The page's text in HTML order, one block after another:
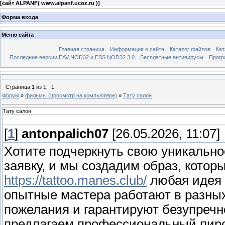
[сайт ALPANF( www.alpanf.ucoz.ru )]
Форма входа
Меню сайта
Главная страница Информация о сайте Каталог файлов
Последние версии EAV NOD32 и ESS NOD32 3.0
Бесплатные антивирусы
Страница 1 из 1
1
Форум » фильмы (просмотр на компьютере) » Тату салон
Тату салон
[1] antonpalich07 [26.05.2026, 11:07]
Хотите подчеркнуть свою
заявку, и мы создадим образ,
https://tattoo.manes.club/ любая идея
опытные мастера работают в
пожелания и гарантируют